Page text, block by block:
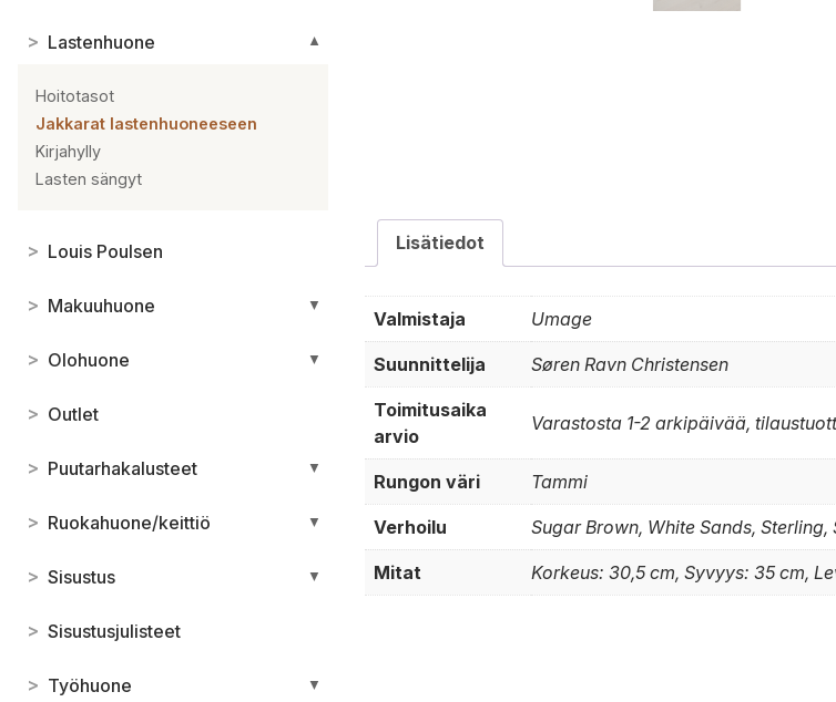
> Lastenhuone ▼
Hoitotasot
Jakkarat lastenhuoneeseen
Kirjahylly
Lasten sängyt
> Louis Poulsen
> Makuuhuone ▼
> Olohuone ▼
> Outlet
> Puutarhakalusteet ▼
> Ruokahuone/keittiö ▼
> Sisustus ▼
> Sisustusjulisteet
> Työhuone ▼
Lisätiedot
Valmistaja Umage
Suunnittelija Søren Ravn Christensen
Toimitusaika
arvio
Varastosta 1-2 arkipäivää,
Rungon väri Tammi
Verhoilu Sugar Brown, White Sands, Sterling,
Mitat Korkeus: 30,5 cm, Syvyys: 35 cm,